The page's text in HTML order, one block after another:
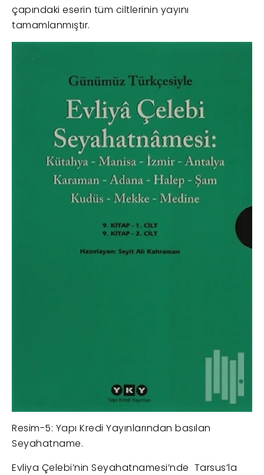
çapındaki eserin tüm ciltlerinin yayını
tamamlanmıştır.
Resim-5: Yapı Kredi Yayınlarından basılan
Seyahatname.
Evliya Çelebi’nin Seyahatnamesi’nde Tarsus’la